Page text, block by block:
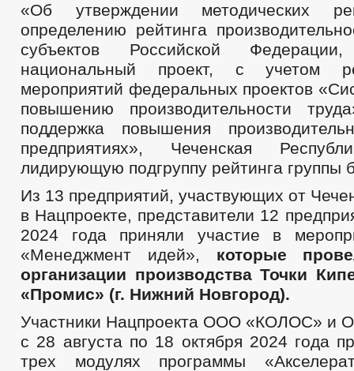
«Об утверждении методических
определению рейтинга
субъектов Российской
национальный проект, с учетом
мероприятий федеральных проектов
повышению производительности
поддержка повышения
предприятиях», Чеченская
лидирующую подгруппу рейтинга группы
Из 13 предприятий, участвующих от
в Нацпроекте, представители 12
2024 года приняли участие в
«Менеджмент идей», которые
организации производства Точки
«Промис» (г. Нижний Новгород).
Участники Нацпроекта ООО «КОЛОС» и
с 28 августа по 18 октября 2024 года
трех модулях программы